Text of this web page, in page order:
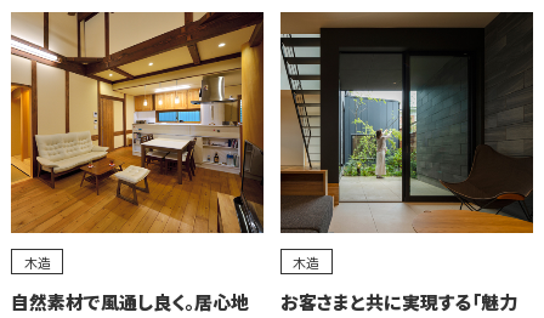
木造
自然素材で風通し良く。居心地
木造
お客さまと共に実現する「魅力